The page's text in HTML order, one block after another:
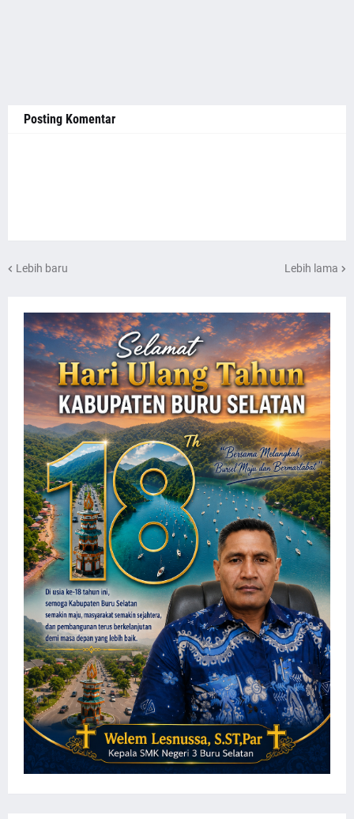
Posting Komentar
Lebih baru Lebih lama